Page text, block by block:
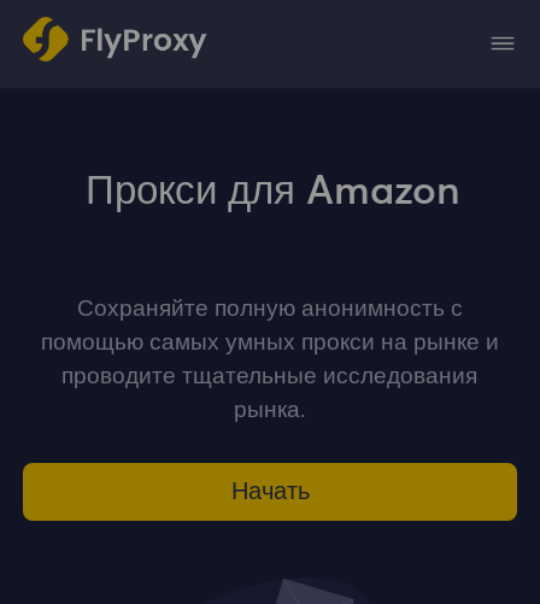
Прокси для Amazon
Сохраняйте полную анонимность с
помощью самых умных прокси на рынке и
проводите тщательные исследования
рынка.
Начать